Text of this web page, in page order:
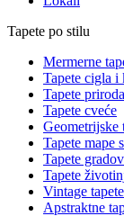
Tapete po stilu
Mermerne
Tapete cigla i
Tapete priroda
Tapete cveće
Geometrijske
Tapete mape
Tapete
Tapete
Vintage tapete
Apstraktne